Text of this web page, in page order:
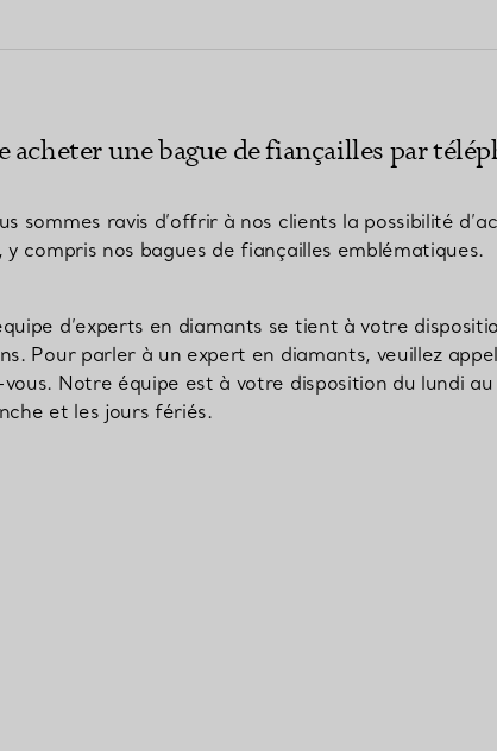
Tiffany.
acheter une bague de fiançailles par
sommes ravis d’offrir à nos clients la possibilité
y compris nos bagues de fiançailles emblématiques.
d’experts en diamants se tient à votre
Pour parler à un expert en diamants, veuillez
Notre équipe est à votre disposition du lundi
et les jours fériés.